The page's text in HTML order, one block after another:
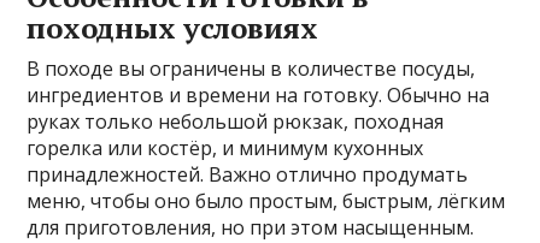
походных условиях
В походе вы ограничены в количестве посуды,
ингредиентов и времени на готовку. Обычно на
руках только небольшой рюкзак, походная
горелка или костёр, и минимум кухонных
принадлежностей. Важно отлично продумать
меню, чтобы оно было простым, быстрым, лёгким
для приготовления, но при этом насыщенным.